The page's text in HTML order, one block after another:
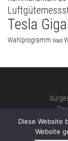
Tesla
Wahlprogramm Wald
Diese Website
Website